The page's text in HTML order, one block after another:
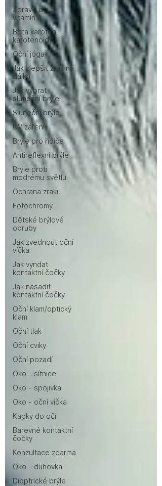
Zdravé oči a
vitamín A
Beta karoten,
karotenoidy
Oční jóga
Jak zlepšit zrak na
dálku
Jak vybrat
sluneční brýle
Sluneční brýle
UV záření
Brýle pro řidiče
Antireflexní brýle
Brýle proti
modrému světlu
Ochrana zraku
Fotochromy
Dětské brýlové
obruby
Jak zvednout oční
víčka
Jak vyndat
kontaktní čočky
Jak nasadit
kontaktní čočky
Oční klam/optický
klam
Oční tlak
Oční cviky
Oční pozadí
Oko - sítnice
Oko - spojivka
Oko - oční víčka
Kapky do očí
Barevné kontaktní
čočky
Konzultace zdarma
Oko - duhovka
Dioptrické brýle